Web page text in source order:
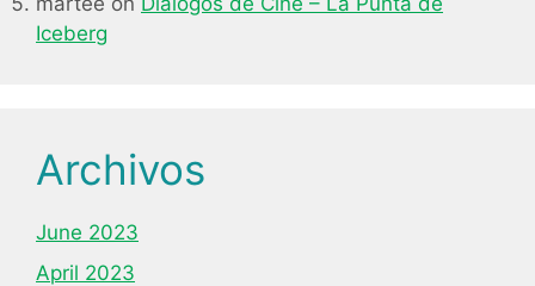
Iceberg
Archivos
June 2023
April 2023